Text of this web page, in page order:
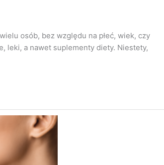
osób, bez względu na płeć, wiek, czy
leki, a nawet suplementy diety. Niestety,